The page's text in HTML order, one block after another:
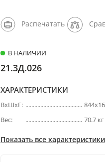
Распечатать
В НАЛИЧИИ
21.3Д.026
ХАРАКТЕРИСТИКИ
ВхШхГ:
Вес:
70.7 кг
Показать все характеристики